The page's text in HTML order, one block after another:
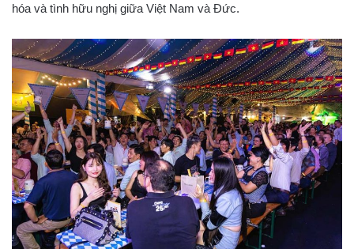
hóa và tình hữu nghị giữa Việt Nam và Đức.